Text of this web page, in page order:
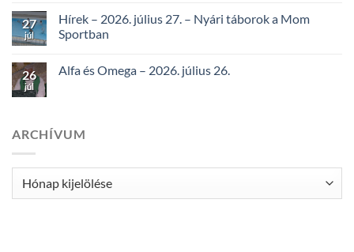
27
júl
Hírek – 2026. július 27. – Nyári táborok a Mom
Sportban
26
júl
Alfa és Omega – 2026. július 26.
ARCHÍVUM
Archívum